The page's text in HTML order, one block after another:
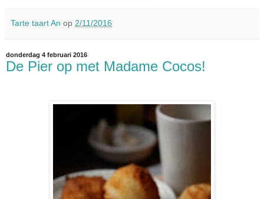
Tarte taart An op 2/11/2016
donderdag 4 februari 2016
De Pier op met Madame Cocos!